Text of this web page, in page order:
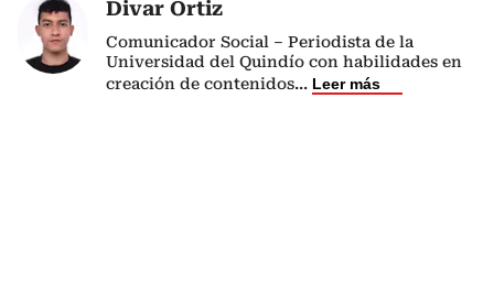
Divar Ortiz
Comunicador Social – Periodista de la
Universidad del Quindío con habilidades en
creación de contenidos... Leer más